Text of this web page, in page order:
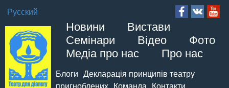
Новини
Вистави
Семінари
Відео
Фото
Медіа про нас
Про нас
Блоги
Декларація принципів театру
пригноблених
Команда
Контакти
Русский